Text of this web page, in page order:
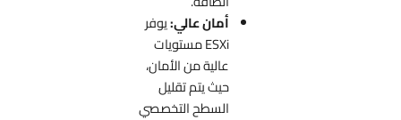
أمان عالي:يوفر
ESXi مستويات
عالية من الأمان،
حيث يتم تقليل
السطح التخصصي